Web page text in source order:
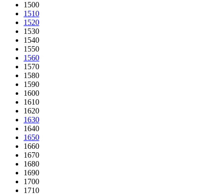
1500
1510
1520
1530
1540
1550
1560
1570
1580
1590
1600
1610
1620
1630
1640
1650
1660
1670
1680
1690
1700
1710